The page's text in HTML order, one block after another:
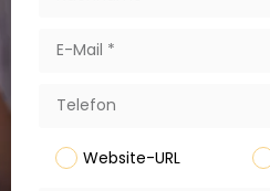
Website-URL